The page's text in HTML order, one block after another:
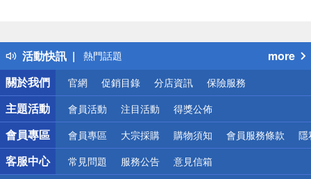
活動快訊
得獎公告
熱門話題
銀行優惠
偏遠地區配送
詐騙網頁！請小心！
more
關於我們
官網 促銷目錄 分店資訊 保險服務
主題活動 會員活動 注目活動 得獎公佈
會員專區 會員專區 大宗採購 購物須知 會員服務條款 隱
客服中心 常見問題 服務公告 意見信箱